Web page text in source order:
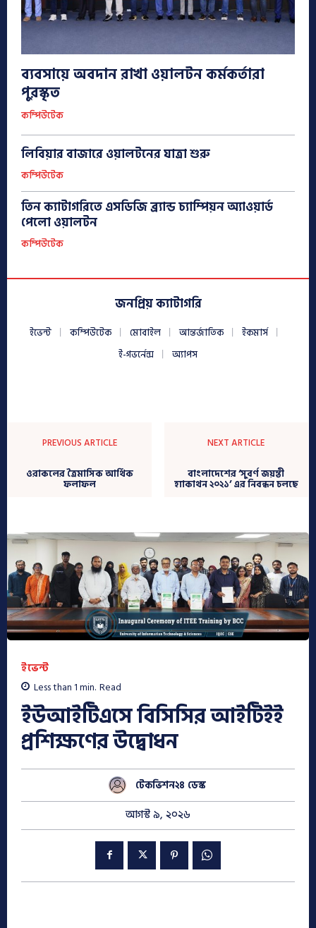
ব্যবসায়ে অবদান রাখা ওয়ালটন কর্মকর্তারা
পুরস্কৃত
কম্পিউটেক
লিবিয়ার বাজারে ওয়ালটনের যাত্রা শুরু
কম্পিউটেক
তিন ক্যাটাগরিতে এসডিজি ব্র্যান্ড চ্যাম্পিয়ন অ্যাওয়ার্ড
পেলো ওয়ালটন
কম্পিউটেক
জনপ্রিয় ক্যাটাগরি
ইভেন্ট কম্পিউটেক মোবাইল আন্তর্জাতিক
ইকমার্স
ই-গভর্নেন্স
অ্যাপস
PREVIOUS ARTICLE
ওরাকলের ত্রৈমাসিক আর্থিক
ফলাফল
NEXT ARTICLE
বাংলাদেশের ‘সুবর্ণ জয়ন্তী
হ্যাকাথন ২০২১’ এর নিবন্ধন চলছে